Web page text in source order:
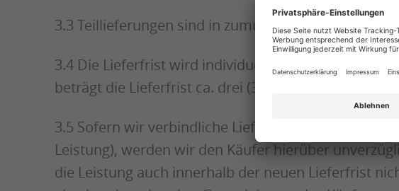
3.3 Teillieferungen sind in zumutbarem Umfange
3.4 Die Lieferfrist wird individuell vereinbart bzw.
beträgt die Lieferfrist ca. drei (3) Wochen ab
3.5 Sofern wir verbindliche Lieferfristen aus
Leistung), werden wir den Käufer hierüber
die Leistung auch innerhalb der neuen Lieferfrist